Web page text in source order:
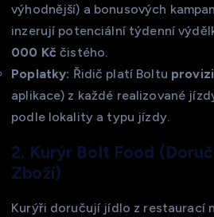
výhodnější) a bonusových
inzerují potenciální týdenní
000 Kč čistého.
Poplatky: Řidič platí Boltu provizi
aplikace) z každé realizované
podle lokality a typu jízdy.
2. Kurýr Bolt Food
Zboží)
Kurýři doručují jídlo z restaurací